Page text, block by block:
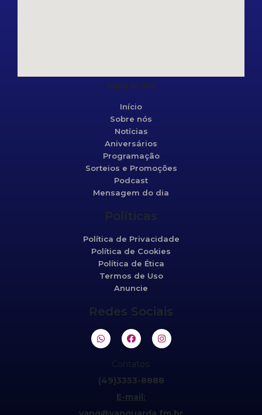
Mapa do site
Início
Sobre nós
Notícias
Aniversários
Programação
Sorteios e Promoções
Podcast
Mensagem do dia
Políticas
Política de Privacidade
Política de Cookies
Política de Ética
Termos de Uso
Anuncie
Redes Sociais
Contatos:
(49)3353-8888
E-mail: